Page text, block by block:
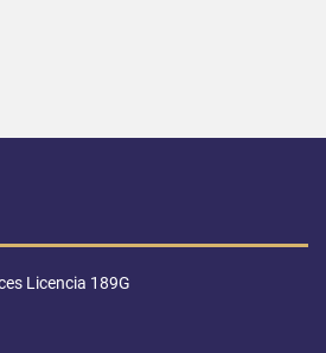
Licencia 189G